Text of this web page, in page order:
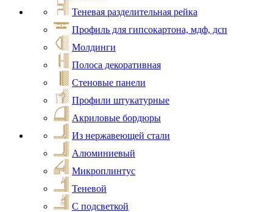
Теневая разделительная рейка
Профиль для гипсокартона, мдф, дсп
Молдинги
Полоса декоративная
Стеновые панели
Профили штукатурные
Акриловые бордюры
Из нержавеющей стали
Алюминиевый
Микроплинтус
Теневой
С подсветкой